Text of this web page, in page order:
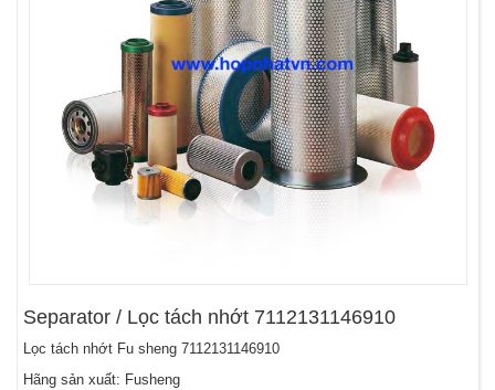
Separator / Lọc tách nhớt 7112131146910
Lọc tách nhớt Fu sheng 7112131146910
Hãng sản xuất: Fusheng